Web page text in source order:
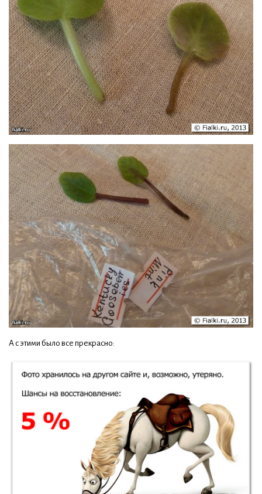
А с этими было все прекрасно: